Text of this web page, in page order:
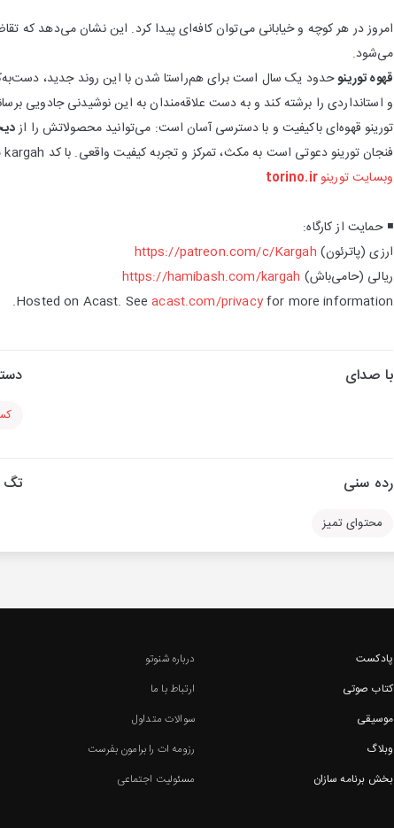
امروز در هر کوچه و خیابانی می‌توان کافه‌ای پیدا کرد. این نشان می‌دهد که
می‌شود.
قهوه تورینوحدود یک سال است برای هم‌راستا شدن با این روند جدید،
و استانداردی را برشته کند و به دست علاقه‌مندان به این نوشیدنی جادویی
تورینو قهوه‌ای باکیفیت و با دسترسی آسان است: می‌توانید محصولاتش را از
فنجان تورینو دعوتی است به مکث، تمرکز و تجربه‌ کیفیت واقعی. با کد kargah می‌توانید سفارش خود را با ۱۵ درصد تخفیف ثبت کنید.
وبسایت تورینوtorino.ir
◾️ حمایت از کارگاه:
ارزی (پاترئون) https://patreon.com/c/Kargah
ریالی (حامی‌باش) https://hamibash.com/kargah
Hosted on Acast. Seeacast.com/privacyfor more information.
با صدای
رده سنی
محتوای تمیز
تگ
پادکست
کتاب صوتی
موسیقی
وبلاگ
بخش برنامه سازان
درباره شنوتو
ارتباط با ما
سوالات متداول
رزومه ات را برامون بفرست
مسئولیت اجتماعی